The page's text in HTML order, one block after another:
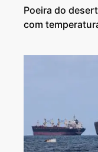
Poeira do
com